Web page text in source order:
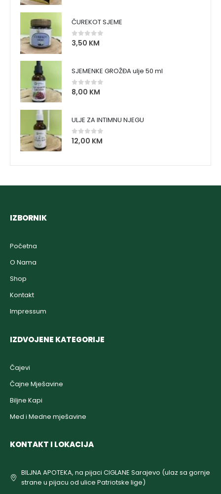
ČUREKOT SJEME
0 out of 5
3,50 KM
SJEMENKE GROŽĐA ulje 50 ml
0 out of 5
8,00 KM
ULJE ZA INTIMNU NJEGU
0out of 5
12,00 KM
IZBORNIK
Početna
O Nama
Shop
Kontakt
Impressum
IZDVOJENE KATEGORIJE
Čajevi
Čajne Mješavine
Biljne Kapi
Med i Medne mješavine
KONTAKT I LOKACIJA
BILJNA APOTEKA, na pijaci CIGLANE Sarajevo (ulaz sa gornje
strane u pijacu od ulice Patriotske lige)